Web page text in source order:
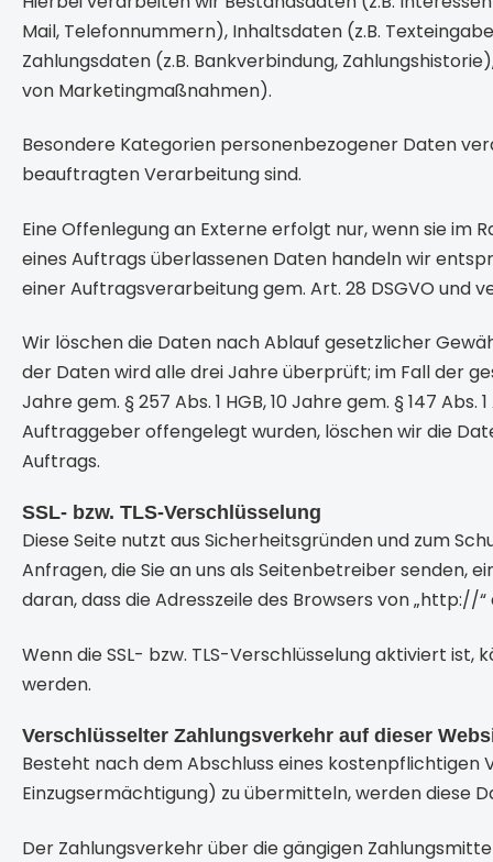
Mail, Telefonnummern), Inhaltsdaten (z.B.
Zahlungsdaten (z.B. Bankverbindung,
von Marketingmaßnahmen).
Besondere Kategorien personenbezogener Daten
beauftragten Verarbeitung sind.
Eine Offenlegung an Externe erfolgt nur, wenn sie im
eines Auftrags überlassenen Daten handeln wir
einer Auftragsverarbeitung gem. Art. 28 DSGVO und
Wir löschen die Daten nach Ablauf gesetzlicher
der Daten wird alle drei Jahre überprüft; im Fall der
Jahre gem. § 257 Abs. 1 HGB, 10 Jahre gem. § 147
Auftraggeber offengelegt wurden, löschen wir die
Auftrags.
SSL- bzw. TLS-Verschlüsselung
Diese Seite nutzt aus Sicherheitsgründen und zum
Anfragen, die Sie an uns als Seitenbetreiber senden,
daran, dass die Adresszeile des Browsers von
Wenn die SSL- bzw. TLS-Verschlüsselung aktiviert
werden.
Verschlüsselter Zahlungsverkehr auf dieser
Besteht nach dem Abschluss eines kostenpflichtigen
Einzugsermächtigung) zu übermitteln, werden diese
Der Zahlungsverkehr über die gängigen